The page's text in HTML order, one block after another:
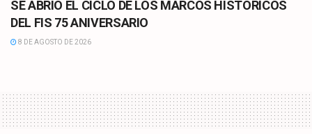
SE ABRIÓ EL CICLO DE LOS MARCOS HISTÓRICOS
DEL FIS 75 ANIVERSARIO
8 DE AGOSTO DE 2026